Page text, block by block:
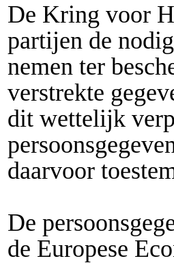
De Kring voor
partijen de
nemen ter
verstrekte
dit wettelijk
daarvoor
De
de Europese